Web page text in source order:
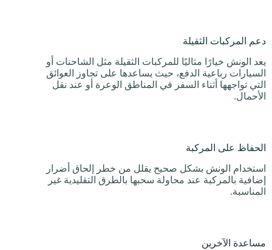
دعم المركبات الثقيلة
يعد الونش خيارًا مثاليًا للمركبات الثقيلة مثل الشاحنات أو
السيارات رباعية الدفع، حيث يساعدها على تجاوز العوائق
التي تواجهها أثناء السفر في المناطق الوعرة أو عند نقل
الأحمال.
الحفاظ على المركبة
استخدام الونش بشكل صحيح يقلل من خطر إلحاق أضرار
إضافية بالمركبة عند محاولة سحبها بالطرق التقليدية غير
المناسبة.
مساعدة الآخرين